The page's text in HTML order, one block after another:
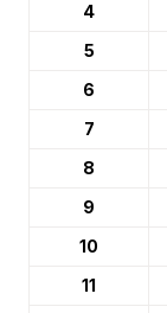
4
5
6
7
8
9
10
11